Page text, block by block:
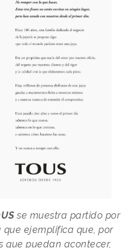
se muestra partido por
ejemplifica que, por
que puedan acontecer,